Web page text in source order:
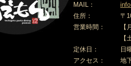
MAIL：
住所：
〒
営業時間：
定休日：
日
アクセス：
地